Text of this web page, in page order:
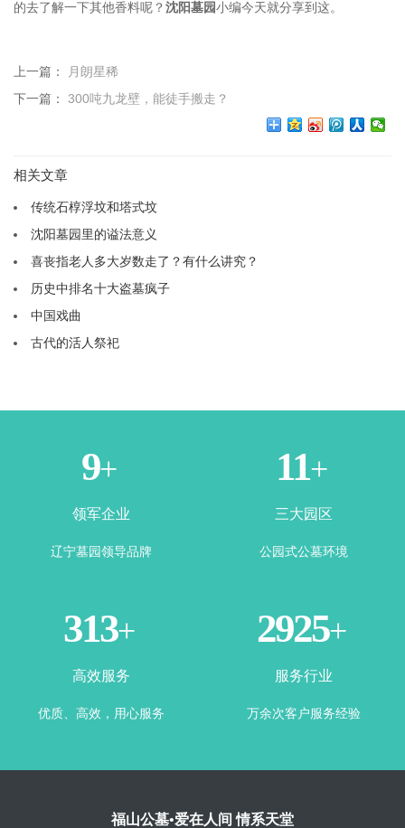
的去了解一下其他香料呢？ 沈阳墓园小编今天就分享到这。
上一篇：
月朗星稀
下一篇： 300吨九龙壁，能徒手搬走？
相关文章
传统石椁浮坟和塔式坟
沈阳墓园里的谥法意义
喜丧指老人多大岁数走了？有什么讲究？
历史中排名十大盗墓疯子
中国戏曲
古代的活人祭祀
3+
领军企业
辽宁墓园领导品牌
5+
三大园区
公园式公墓环境
349+
高效服务
优质、高效，用心服务
3328+
服务行业
万余次客户服务经验
福山公墓•爱在人间 情系天堂